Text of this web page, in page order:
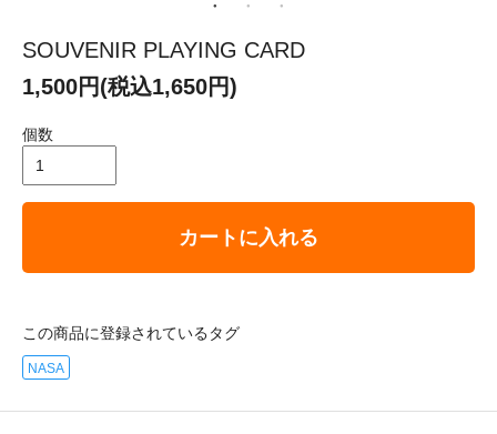
SOUVENIR PLAYING CARD
1,500円(税込1,650円)
個数
カートに入れる
この商品に登録されているタグ
NASA